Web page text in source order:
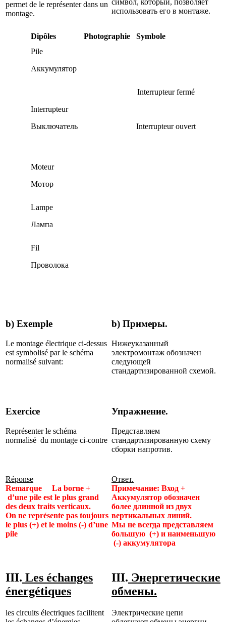
permet de le représenter dans un
montage.
символ, который, позволяет
использовать его в монтаже.
Dipôles Photographie
Symbole
Pile
Аккумулятор
Interrupteur
Выключатель
Interrupteur fermé
Interrupteur ouvert
Moteur
Мотор
Lampe
Лампа
Fil
Проволока
b) Exemple
Le montage électrique ci-dessus
est symbolisé par le schéma
normalisé suivant:
b) Примеры.
Нижеуказанный
электромонтаж обозначен
следующей
стандартизированной схемой.
Exercice
Représenter le schéma
normalisé du montage ci-contre
Упражнение.
Представляем
стандартизированную схему
сборки напротив.
Réponse
Remarque La borne +
d’une pile est le plus grand
des deux traits verticaux.
On ne représente pas toujours
le plus (+) et le moins (-) d’une
pile
Ответ.
Примечание: Вход +
Аккумулятор обозначен
более длинной из двух
вертикальных линий.
Мы не всегда представляем
большую (+) и наименьшую
(-) аккумулятора
III. Les échanges
énergétiques
les circuits électriques facilitent
III. Энергетические
обмены.
Электрические цепи